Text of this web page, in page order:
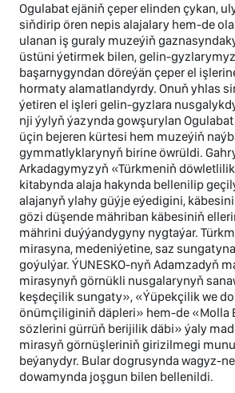
Ogulabat ejäniň çeper elinden çykan,
siňdirip ören nepis alajalary hem-de
ulanan iş guraly muzeýiň
üstüni ýetirmek bilen, gelin-
başarnygyndan döreýän çeper el
hormaty alamatlandyrdy. Onuň yhlas
ýetiren el işleri gelin-gyzlara
nji ýylyň ýazynda gowşurylan
üçin bejeren kürtesi hem muzeýiň
gymmatlyklarynyň birine öwrüldi.
Arkadagymyzyň «Türkmeniň
kitabynda alaja hakynda bellenilip
alajanyň ylahy güýje eýedigini,
gözi düşende mähriban käbesiniň
mährini duýýandygyny nygtaýar.
mirasyna, medeniýetine, saz
goýulýar. ÝUNESKO-nyň Adamzadyň
mirasynyň görnükli nusgalarynyň
keşdeçilik sungaty», «Ýüpekçilik we
önümçiliginiň däpleri» hem-de «Molla
sözlerini gürrüň berijilik däbi» ýaly
mirasyň görnüşleriniň girizilmegi
beýanydyr. Bular dogrusynda wagyz-
dowamynda joşgun bilen bellenildi.